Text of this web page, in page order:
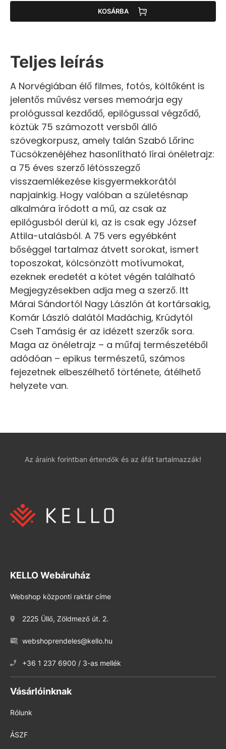
KOSÁRBA
Teljes leírás
A Norvégiában élő filmes, fotós, költőként is
jelentős művész verses memoárja egy
prológussal kezdődő, epilógussal végződő,
köztük 75 számozott versből álló
szövegkorpusz, amely talán Szabó Lőrinc
Tücsökzenéjéhez hasonlítható lírai önéletrajz:
a 75 éves szerző létösszegző
visszaemlékezése kisgyermekkorától
napjainkig. Hogy valóban a születésnap
alkalmára íródott a mű, az csak az
epilógusból derül ki, az is csak egy József
Attila-utalásból. A 75 vers egyébként
bőséggel tartalmaz átvett sorokat, ismert
toposzokat, kölcsönzött motívumokat,
ezeknek eredetét a kötet végén található
Megjegyzésekben adja meg a szerző. Itt
Márai Sándortól Nagy Lászlón át kortársakig,
Komár László dalától Madáchig, Krúdytól
Cseh Tamásig ér az idézett szerzők sora.
Maga az önéletrajz – a műfaj természetéből
adódóan – epikus természetű, számos
fejezetnek elbeszélhető története, átélhető
helyzete van.
Az áraink forintban értendők és az áfát tartalmazzák!
KELLO Webáruház
Webshop központi raktár címe
2225 Üllő, Zöldmező út. 2.
webshoprendeles@kello.hu
+36 1 237 6900 / 3-as mellék
Vásárlóinknak
Rólunk
ÁSZF